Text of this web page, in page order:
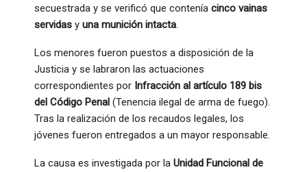
secuestrada y se verificó que contenía cinco vainas
servidas y una munición intacta
Los menores fueron puestos a disposición de la
Justicia y se labraron las actuaciones
correspondientes por Infracción al artículo 189 bis
del Código Penal (Tenencia ilegal de arma de fuego).
Tras la realización de los recaudos legales, los
jóvenes fueron entregados a un mayor responsable.
La causa es investigada por la Unidad Funcional de